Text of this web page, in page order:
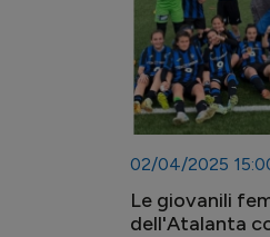
02/04/2025
Le giovanili
dell'Atalanta